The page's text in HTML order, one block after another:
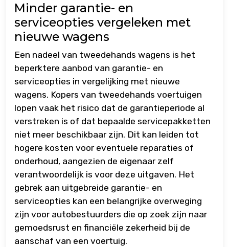
Minder garantie- en
serviceopties vergeleken met
nieuwe wagens
Een nadeel van tweedehands wagens is het
beperktere aanbod van garantie- en
serviceopties in vergelijking met nieuwe
wagens. Kopers van tweedehands voertuigen
lopen vaak het risico dat de garantieperiode al
verstreken is of dat bepaalde servicepakketten
niet meer beschikbaar zijn. Dit kan leiden tot
hogere kosten voor eventuele reparaties of
onderhoud, aangezien de eigenaar zelf
verantwoordelijk is voor deze uitgaven. Het
gebrek aan uitgebreide garantie- en
serviceopties kan een belangrijke overweging
zijn voor autobestuurders die op zoek zijn naar
gemoedsrust en financiële zekerheid bij de
aanschaf van een voertuig.